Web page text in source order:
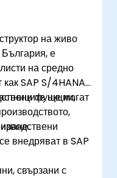
на живо
е
на средно
как SAP S/4HANA
функции,
ще могат
внедряват в SAP
свързани с